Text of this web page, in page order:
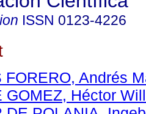
ISSN 0123-4226
FORERO, Andrés
GOMEZ, Héctor